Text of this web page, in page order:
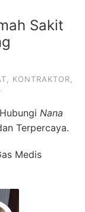
Sakit
KONTRAKTOR
Nana
Terpercaya.
Medis